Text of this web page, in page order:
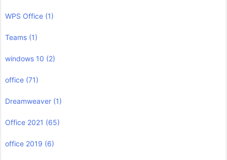
WPS Office (1)
Teams (1)
windows 10 (2)
office (71)
Dreamweaver (1)
Office 2021 (65)
office 2019 (6)